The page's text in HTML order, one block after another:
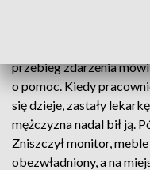
przebieg zdarzenia
o pomoc. Kiedy
się dzieje, zastały
mężczyzna nadal bił ją.
Zniszczył monitor,
obezwładniony, a na